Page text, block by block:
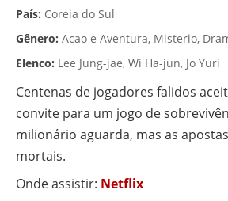
País: Coreia do Sul
Gênero: Acao e Aventura, Misterio,
Elenco: Lee Jung-jae, Wi Ha-jun, Jo Yuri
Centenas de jogadores falidos
convite para um jogo de
milionário aguarda, mas as
mortais.
Onde assistir: Netflix